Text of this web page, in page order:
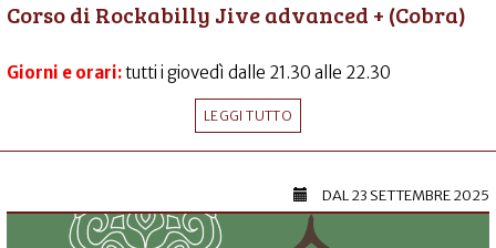
Corso di Rockabilly Jive advanced + (Cobra)
Giorni e orari:tutti i giovedì dalle 21.30 alle 22.30
LEGGI TUTTO
DAL23 SETTEMBRE 2025